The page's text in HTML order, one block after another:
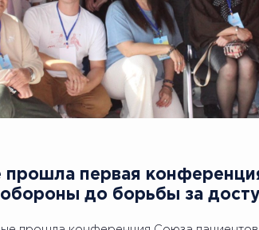
прошла первая
до борьбы за